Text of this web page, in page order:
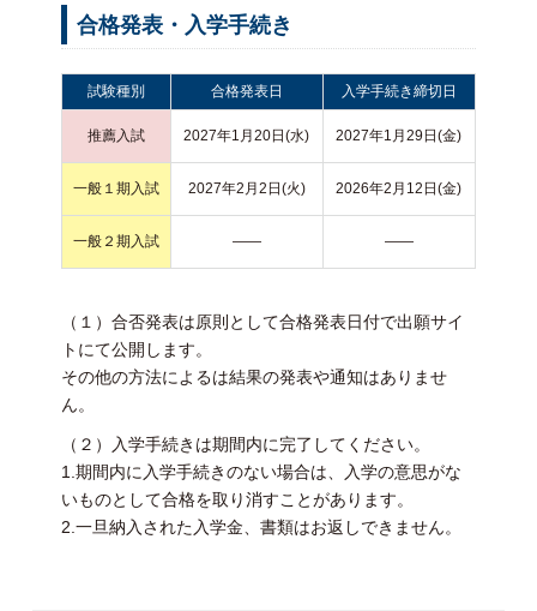
合格発表・入学手続き
試験種別 合格発表日 入学手続き締切日
推薦入試 2027年1月20日(水) 2027年1月29日(金)
一般１期入試 2027年2月2日(火) 2026年2月12日(金)
一般２期入試 —— ——
（１）合否発表は原則として合格発表日付で出願サイ
トにて公開します。
その他の方法によるは結果の発表や通知はありませ
ん。
（２）入学手続きは期間内に完了してください。
1.期間内に入学手続きのない場合は、入学の意思がな
いものとして合格を取り消すことがあります。
2.一旦納入された入学金、書類はお返しできません。